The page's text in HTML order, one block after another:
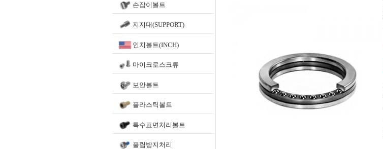
손잡이볼트
지지대(SUPPORT)
인치볼트(INCH)
마이크로스크류
보안볼트
플라스틱볼트
특수표면처리볼트
풀림방지처리